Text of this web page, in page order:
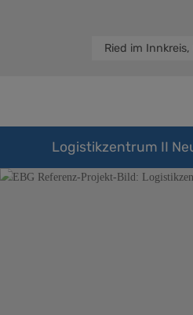
Ried im
Logistikzentrum II